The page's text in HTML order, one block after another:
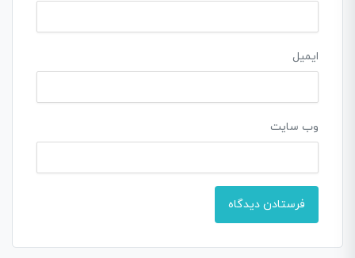
ایمیل
وب‌ سایت